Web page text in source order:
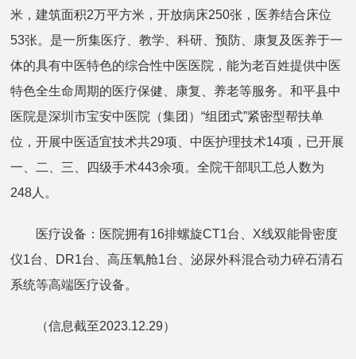
米，建筑面积2万平方米，开放病床250张，医养结合床位
53张。是一所集医疗、教学、科研、预防、康复及医养于一
体的具有中医特色的综合性中医医院，能为老百姓提供中医
特色全生命周期的医疗保健、康复、养老等服务。和平县中
医院是深圳市宝安中医院（集团）“组团式”紧密型帮扶单
位，开展中医适宜技术共29项、中医护理技术14项，已开展
一、二、三、四级手术443余项。全院干部职工总人数为
248人。
医疗设备：医院拥有16排螺旋CT1台、X线双能骨密度
仪1台、DR1台、高压氧舱1台、泌尿外科混合动力碎石清石
系统等高端医疗设备。
（信息截至2023.12.29）